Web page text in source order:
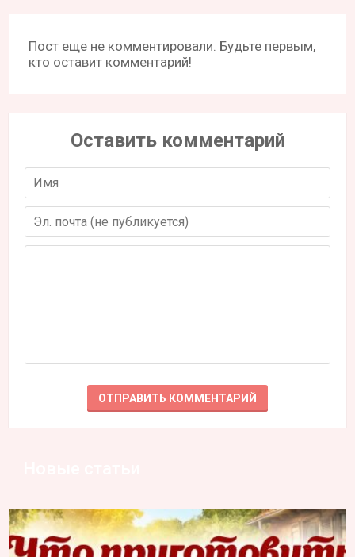
Пост еще не комментировали. Будьте первым,
кто оставит комментарий!
Оставить комментарий